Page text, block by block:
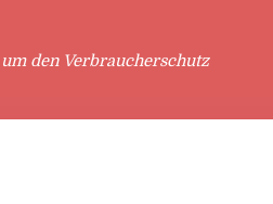
den Verbraucherschutz